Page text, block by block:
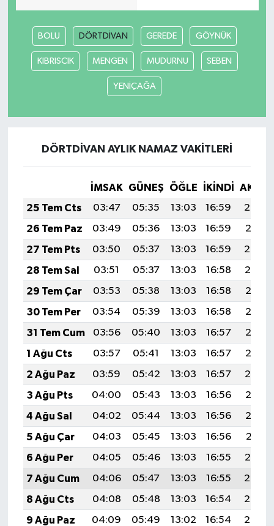
BOLU DÖRTDİVAN GEREDE GÖYNÜK
KIBRISCIK MENGEN MUDURNU SEBEN
YENİÇAĞA
DÖRTDİVAN AYLIK NAMAZ VAKITLERI
İMSAK GÜNEŞ ÖĞLE İKINDI
25 Tem Cts
03:47 05:35 13:03 16:59
20:22
26 Tem Paz
03:49 05:36 13:03 16:59
20:21
27 Tem Pts
03:50 05:37 13:03 16:59
20:20
28 Tem Sal
03:51 05:37 13:03 16:58
20:19
29 Tem Çar
03:53 05:38 13:03 16:58
20:18
30 Tem Per
03:54 05:39 13:03 16:58
20:17
31 Tem Cum
03:56 05:40 13:03 16:57
20:16
1 Ağu Cts
03:57 05:41 13:03 16:57
20:15
2 Ağu Paz
03:59 05:42 13:03 16:57
20:14
3 Ağu Pts
04:00 05:43 13:03 16:56
20:13
4 Ağu Sal
04:02 05:44 13:03 16:56
20:12
5 Ağu Çar
04:03 05:45 13:03 16:56
20:11
6 Ağu Per
04:05 05:46 13:03 16:55
20:10
7 Ağu Cum
04:06 05:47 13:03 16:55
20:08
8 Ağu Cts
04:08 05:48 13:03 16:54
20:07
9 Ağu Paz
04:09 05:49 13:02 16:54
20:06